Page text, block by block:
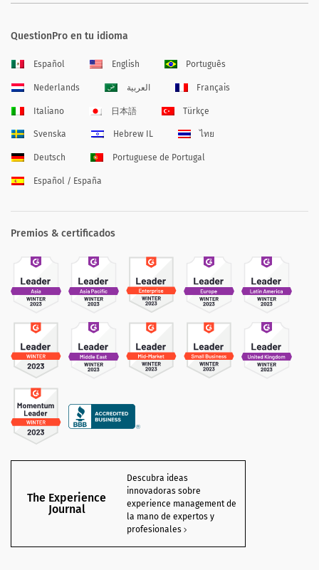
QuestionPro en tu idioma
Español English Português
Nederlands العربية Français
Italiano 日本語 Türkçe
Svenska Hebrew IL ไทย
Deutsch Portuguese de Portugal
Español / España
Premios & certificados
The Experience
Journal
Descubra ideas
innovadoras sobre
experience management de
la mano de expertos y
profesionales